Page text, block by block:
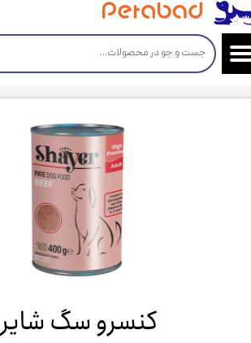
کنسرو سگ شایر